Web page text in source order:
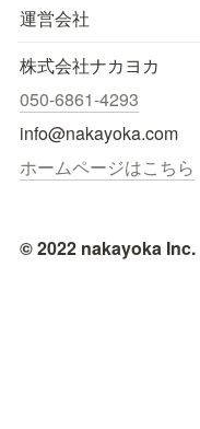
運営会社
株式会社ナカヨカ
050-6861-4293
info@nakayoka.com
ホームページはこちら
© 2022 nakayoka Inc.